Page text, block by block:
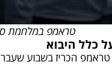
טראמפ במלחמת
כלל היבוא
הכריז בשבוע